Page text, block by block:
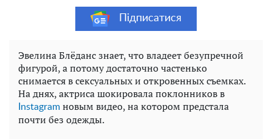
Підписатися
Эвелина Блёданс знает, что владеет безупречной
фигурой, а потому достаточно частенько
снимается в сексуальных и откровенных съемках.
На днях, актриса шокировала поклонников в
Instagram новым видео, на котором предстала
почти без одежды.